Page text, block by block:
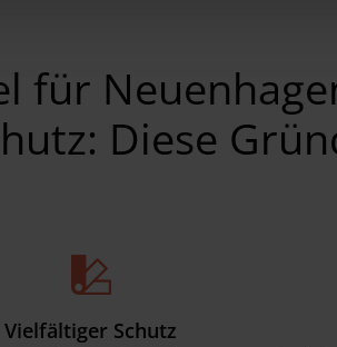
für
Diese
Vielfältiger Schutz